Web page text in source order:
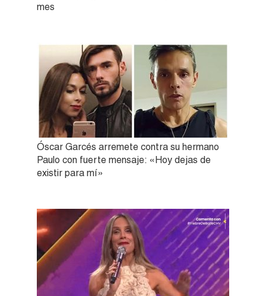
mes
Óscar Garcés arremete contra su hermano
Paulo con fuerte mensaje: «Hoy dejas de
existir para mí»